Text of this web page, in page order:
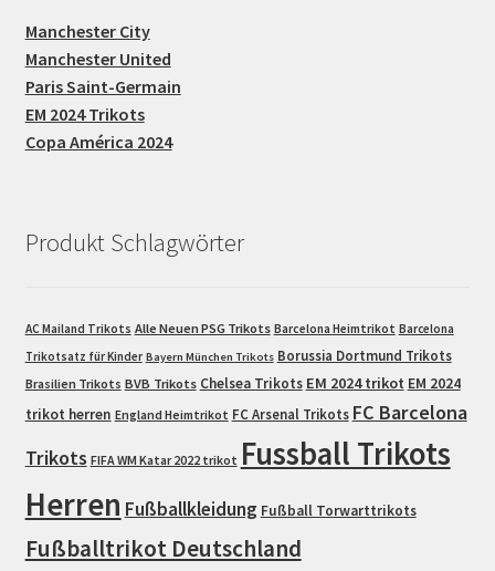
Manchester City
Manchester United
Paris Saint-Germain
EM 2024 Trikots
Copa América 2024
Produkt Schlagwörter
AC Mailand Trikots Alle Neuen PSG Trikots Barcelona Heimtrikot Barcelona
Trikotsatz für Kinder Bayern München Trikots Borussia Dortmund Trikots
Brasilien Trikots BVB Trikots Chelsea Trikots EM 2024 trikot EM 2024
trikot herren England Heimtrikot FC Arsenal Trikots FC Barcelona
Trikots FIFA WM Katar 2022 trikot Fussball Trikots
Herren Fußballkleidung Fußball Torwarttrikots
Fußballtrikot Deutschland